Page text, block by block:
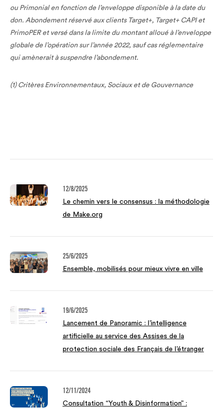
ou Primonial en fonction de l’enveloppe disponible à la date du
don. Abondement réservé aux clients Target+, Target+ CAPI et
PrimoPER et versé dans la limite du montant alloué à l’enveloppe
globale de l’opération sur l’année 2022, sauf cas réglementaire
qui amènerait à suspendre l’abondement.
(1) Critères Environnementaux, Sociaux et de Gouvernance
12/8/2025
Le chemin vers le consensus : la méthodologie
de Make.org
25/6/2025
Ensemble, mobilisés pour mieux vivre en ville
19/6/2025
Lancement de Panoramic : l’intelligence
artificielle au service des Assises de la
protection sociale des Français de l’étranger
12/11/2024
Consultation “Youth & Disinformation” :